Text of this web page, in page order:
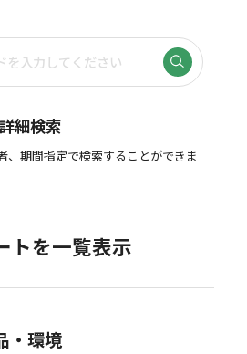
細検索
、期間指定で検索することができま
トを一覧表示
・環境